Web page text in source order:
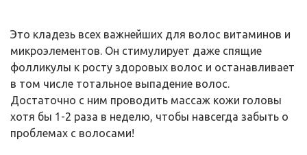
Это кладезь всех важнейших для волос витаминов и
микроэлементов. Он стимулирует даже спящие
фолликулы к росту здоровых волос и останавливает
в том числе тотальное выпадение волос.
Достаточно с ним проводить массаж кожи головы
хотя бы 1-2 раза в неделю, чтобы навсегда забыть о
проблемах с волосами!